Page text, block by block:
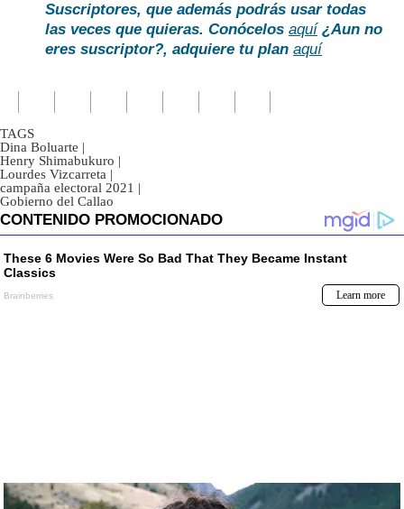
Suscriptores, que además podrás usar todas
las veces que quieras. Conócelos aquí ¿Aun no
eres suscriptor?, adquiere tu plan aquí
TAGS
Dina Boluarte |
Henry Shimabukuro |
Lourdes Vizcarreta |
campaña electoral 2021 |
Gobierno del Callao